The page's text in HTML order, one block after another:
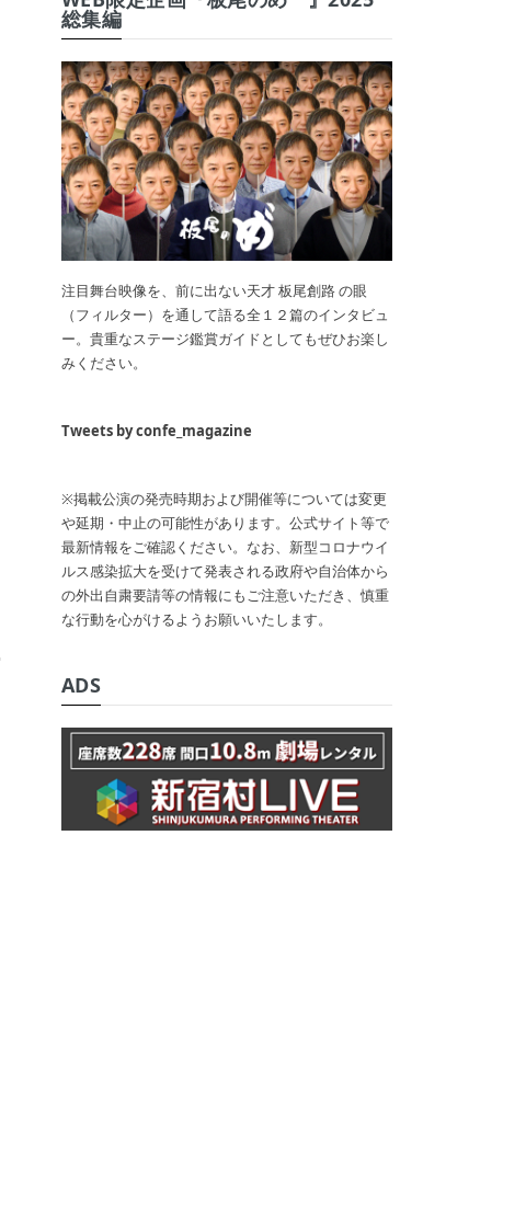
総集編
注目舞台映像を、前に出ない天才 板尾創路 の眼
（フィルター）を通して語る全１２篇のインタビュ
ー。貴重なステージ鑑賞ガイドとしてもぜひお楽し
みください。
Tweets by confe_magazine
※掲載公演の発売時期および開催等については変更
や延期・中止の可能性があります。公式サイト等で
最新情報をご確認ください。なお、新型コロナウイ
ルス感染拡大を受けて発表される政府や自治体から
の外出自粛要請等の情報にもご注意いただき、慎重
な行動を心がけるようお願いいたします。
ADS